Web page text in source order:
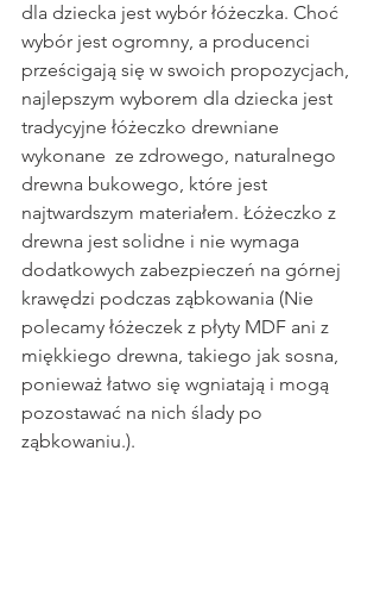
dla dziecka jest wybór łóżeczka. Choć
wybór jest ogromny, a producenci
prześcigają się w swoich propozycjach,
najlepszym wyborem dla dziecka jest
tradycyjne łóżeczko drewniane
wykonane  ze zdrowego, naturalnego
drewna bukowego, które jest
najtwardszym materiałem. Łóżeczko z
drewna jest solidne i nie wymaga
dodatkowych zabezpieczeń na górnej
krawędzi podczas ząbkowania (Nie
polecamy łóżeczek z płyty MDF ani z
miękkiego drewna, takiego jak sosna,
ponieważ łatwo się wgniatają i mogą
pozostawać na nich ślady po
ząbkowaniu.).